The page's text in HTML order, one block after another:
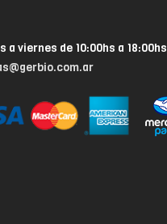
a viernes de 10:00hs a 18:00hs